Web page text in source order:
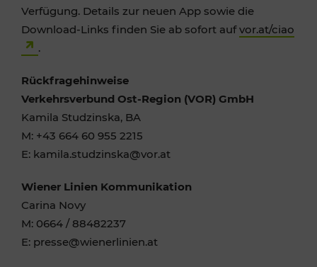
Verfügung. Details zur neuen App sowie die
Download-Links finden Sie ab sofort aufvor.at/ciao
.
Rückfragehinweise
Verkehrsverbund Ost-Region (VOR) GmbH
Kamila Studzinska, BA
M: +43 664 60 955 2215
E: kamila.studzinska@vor.at
Wiener Linien Kommunikation
Carina Novy
M: 0664 / 88482237
E: presse@wienerlinien.at